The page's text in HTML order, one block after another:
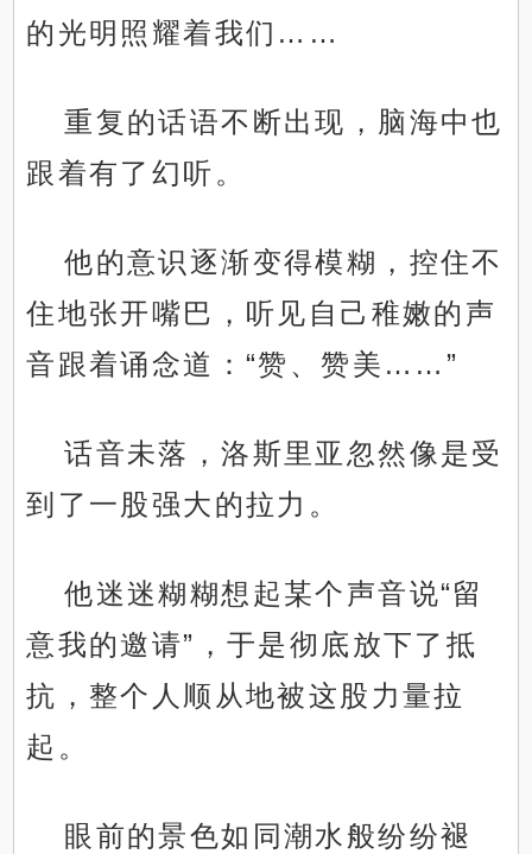
的光明照耀着我们……
重复的话语不断出现，脑海中也
跟着有了幻听。
他的意识逐渐变得模糊，控住不
住地张开嘴巴，听见自己稚嫩的声
音跟着诵念道：“赞、赞美……”
话音未落，洛斯里亚忽然像是受
到了一股强大的拉力。
他迷迷糊糊想起某个声音说“留
意我的邀请”，于是彻底放下了抵
抗，整个人顺从地被这股力量拉
起。
眼前的景色如同潮水般纷纷褪